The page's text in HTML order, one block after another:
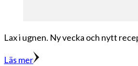
Lax i ugnen. Ny vecka och nytt
Läs mer